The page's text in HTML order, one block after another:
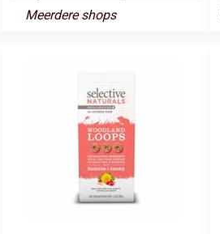
Meerdere shops